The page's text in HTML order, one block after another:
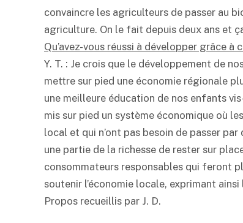
convaincre les agriculteurs de passer au
agriculture. On le fait depuis deux ans et
Qu’avez-vous réussi à développer grâce à
Y. T. : Je crois que le développement de
mettre sur pied une économie régionale
une meilleure éducation de nos enfants
mis sur pied un système économique où
local et qui n’ont pas besoin de passer
une partie de la richesse de rester sur
consommateurs responsables qui feront
soutenir l’économie locale, exprimant
Propos recueillis par J. D.